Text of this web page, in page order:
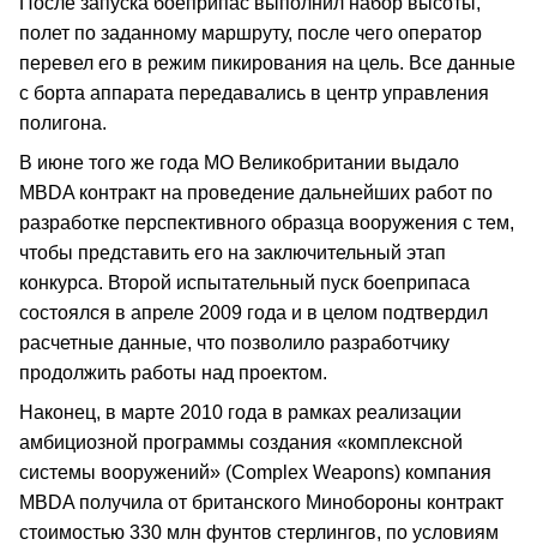
полет по заданному маршруту, после чего оператор
перевел его в режим пикирования на цель. Все данные
с борта аппарата передавались в центр управления
полигона.
В июне того же года МО Великобритании выдало
MBDA контракт на проведение дальнейших работ по
разработке перспективного образца вооружения с тем,
чтобы представить его на заключительный этап
конкурса. Второй испытательный пуск боеприпаса
состоялся в апреле 2009 года и в целом подтвердил
расчетные данные, что позволило разработчику
продолжить работы над проектом.
Наконец, в марте 2010 года в рамках реализации
амбициозной программы создания «комплексной
системы вооружений» (Complex Weapons) компания
MBDA получила от британского Минобороны контракт
стоимостью 330 млн фунтов стерлингов, по условиям